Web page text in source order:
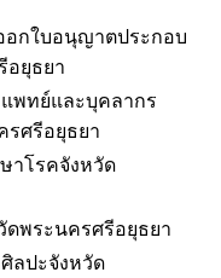
อกใบอนุญาตประกอบ
อยุธยา
พทย์และบุคลากร
รศรีอยุธยา
าโรคจังหวัด
ดพระนครศรีอยุธยา
ลปะจังหวัด